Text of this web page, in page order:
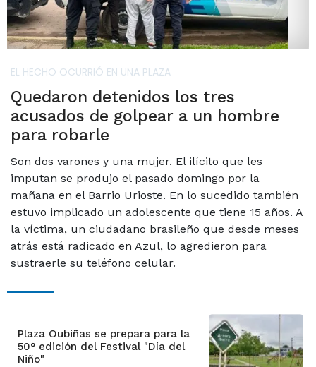
EL HECHO OCURRIÓ EN UNA PLAZA
Quedaron detenidos los tres
acusados de golpear a un hombre
para robarle
Son dos varones y una mujer. El ilícito que les
imputan se produjo el pasado domingo por la
mañana en el Barrio Urioste. En lo sucedido también
estuvo implicado un adolescente que tiene 15 años. A
la víctima, un ciudadano brasileño que desde meses
atrás está radicado en Azul, lo agredieron para
sustraerle su teléfono celular.
Plaza Oubiñas se prepara para la
50° edición del Festival "Día del
Niño"